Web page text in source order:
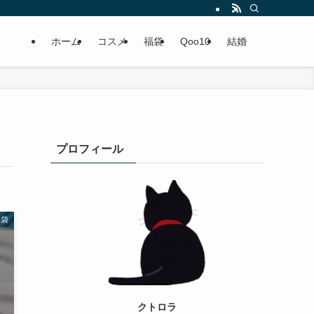
ホーム コスメ 福袋 Qoo10 結婚
プロフィール
クトロラ